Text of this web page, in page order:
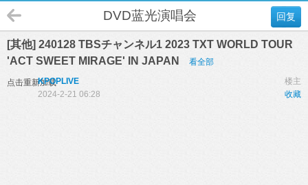
回复
DVD蓝光演唱会
[其他] 240128 TBSチャンネル1 2023 TXT WORLD TOUR
'ACT SWEET MIRAGE' IN JAPAN
看全部
点击重新加载 楼主
KPOPLIVE
收藏
2024-2-21 06:28